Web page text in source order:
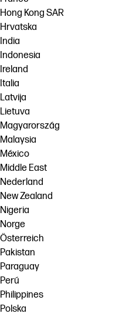
Hong Kong SAR
Hrvatska
India
Indonesia
Ireland
Italia
Latvija
Lietuva
Magyarország
Malaysia
México
Middle East
Nederland
New Zealand
Nigeria
Norge
Österreich
Pakistan
Paraguay
Perú
Philippines
Polska